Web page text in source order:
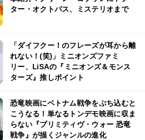
ター・オクトパス、ミステリオまで
「ダイフクー！のフレーズが耳から離
れない！(笑)」ミニオンズファミ
リー、LiSAの『ミニオンズ＆モンス
ターズ』推しポイント
恐竜映画にベトナム戦争をぶち込むと
こうなる！単なるトンデモ映画に収ま
らない『プリミティヴ・ウォー 恐竜
戦争』が描くジャンルの進化